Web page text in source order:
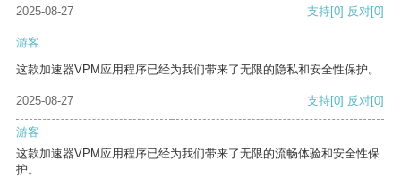
2025-08-27 支持[0] 反对[0]
游客
这款加速器VPM应用程序已经为我们带来了无限的隐私和安全性保护。
2025-08-27 支持[0] 反对[0]
游客
这款加速器VPM应用程序已经为我们带来了无限的流畅体验和安全性保
护。